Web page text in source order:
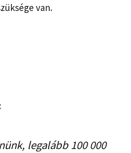
van.
legalább 100 000